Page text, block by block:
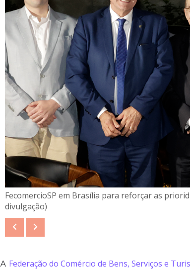
FecomercioSP em Brasília para reforçar as
divulgação)
A Federação do Comércio de Bens, Serviços e